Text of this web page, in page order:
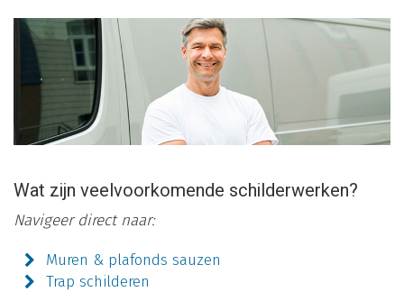
Wat zijn veelvoorkomende schilderwerken?
Navigeer direct naar:
Muren & plafonds sauzen
Trap schilderen